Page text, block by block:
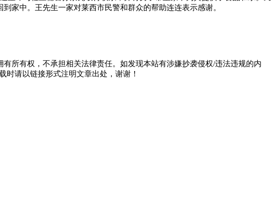
家中。王先生一家对莱西市民警和群众的帮助连连表示感谢。
所有权，不承担相关法律责任。如发现本站有涉嫌抄袭侵权/违法违规的内
时请以链接形式注明文章出处，谢谢！